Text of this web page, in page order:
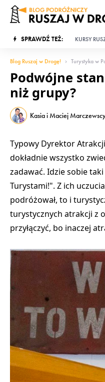
SPRAWDŹ TEŻ: KURSY
Blog Ruszaj w Drogę! Turystyka w
Podwójne
niż grupy?
Kasia i Maciej
Typowy Dyrektor
dokładnie wszystko
zadawać. Idzie sobie
Turystami!". Z ich
podróżował, to i
turystycznych atrakcji z
przyłączyć, bo inaczej